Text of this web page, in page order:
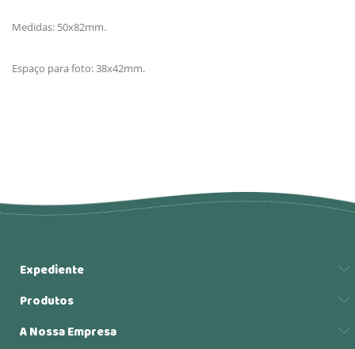
Medidas: 50x82mm.
Espaço para foto: 38x42mm.
Expediente
Produtos
A Nossa Empresa